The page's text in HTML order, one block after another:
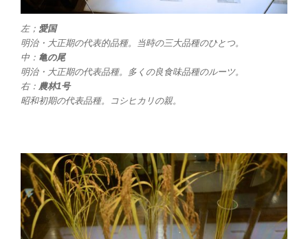
左； 愛国
明治・大正期の代表的品種。当時の三大品種のひとつ。
中： 亀の尾
明治・大正期の代表品種。多くの良食味品種のルーツ。
右： 農林1号
昭和初期の代表品種。コシヒカリの親。